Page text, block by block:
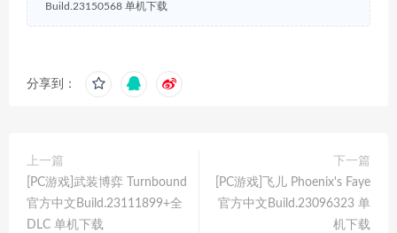
Build.23150568 单机下载
分享到：
上一篇
[PC游戏]武装博弈 Turnbound
官方中文Build.23111899+全
DLC 单机下载
下一篇
[PC游戏]飞儿 Phoenix's Faye
官方中文Build.23096323 单
机下载